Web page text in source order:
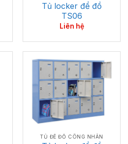
Tủ locker để đồ
TS06
Liên hệ
TỦ ĐỂ ĐỒ CÔNG NHÂN